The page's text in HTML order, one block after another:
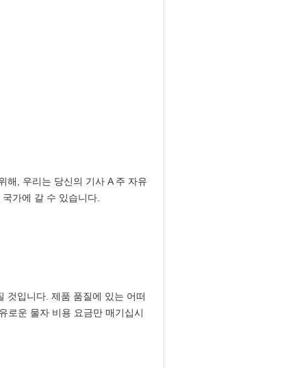
해, 우리는 당신의 기사 A 주 자유
가에 갈 수 있습니다.
것입니다. 제품 품질에 있는 어떠
로운 물자 비용 요금만 매기십시